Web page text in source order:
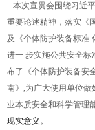
本次宣贯会围绕习近
重要论述精神，落实《
及《个体防护装备标准
进一 步实施公共安全标
布了《个体防护装备安
南》 ,为广大使用单位做
业本质安全和科学管理
现实意义 。